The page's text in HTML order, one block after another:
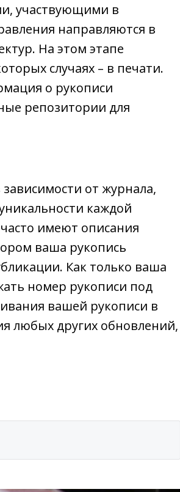
участвующими в
направляются в
На этом этапе
случаях – в печати.
о рукописи
репозитории для
от журнала,
каждой
имеют описания
ваша рукопись
Как только ваша
номер рукописи под
вашей рукописи в
любых других обновлений,